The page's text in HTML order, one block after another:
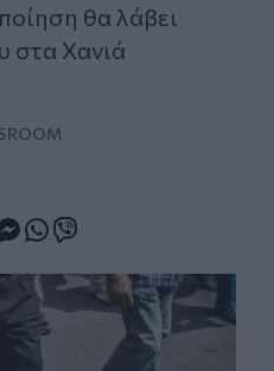
θα λάβει
στα Χανιά